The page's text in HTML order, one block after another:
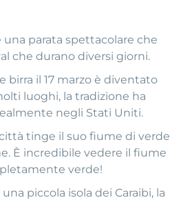
una parata spettacolare che
che durano diversi giorni.
birra il 17 marzo è diventato
luoghi, la tradizione ha
negli Stati Uniti.
tinge il suo fiume di verde
È incredibile vedere il fiume
verde!
piccola isola dei Caraibi, la